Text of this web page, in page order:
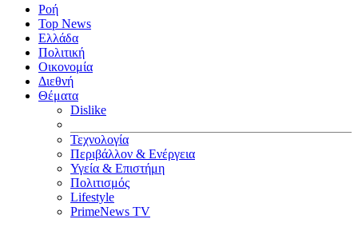
Ροή
Top News
Ελλάδα
Πολιτική
Οικονομία
Διεθνή
Θέματα
Dislike
Τεχνολογία
Περιβάλλον & Ενέργεια
Υγεία & Επιστήμη
Πολιτισμός
Lifestyle
PrimeNews TV